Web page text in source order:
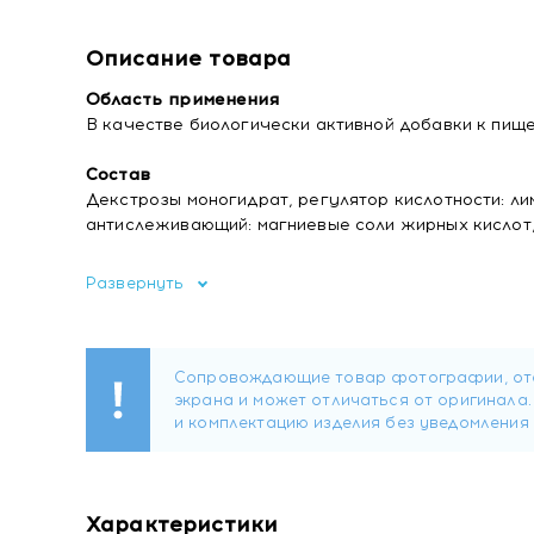
Описание товара
Область применения
В качестве биологически активной добавки к
Состав
Декстрозы моногидрат, регулятор кислотности:
антислеживающий: магниевые соли жирных
Форма выпуска
Содержание биологически активных веществ в
• витамин С - 7 мг.
Рекомендации по применению
Взрослым рассасывать или разжевывать до 5
Перед применением БАД к пище детьми
Развернуть
Характеристики